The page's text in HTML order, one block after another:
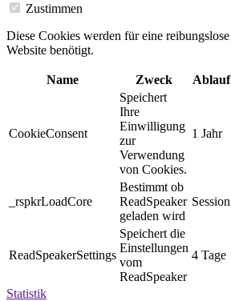
Zustimmen
Diese Cookies werden für eine
Website benötigt.
Name Zweck Ablauf
CookieConsent
Speichert
Ihre
Einwilligung
zur
Verwendung
von Cookies.
1 Jahr
_rspkrLoadCore
Bestimmt ob
ReadSpeaker
geladen wird
Session
ReadSpeakerSettings
Speichert die
Einstellungen
vom
ReadSpeaker
4 Tage
Statistik